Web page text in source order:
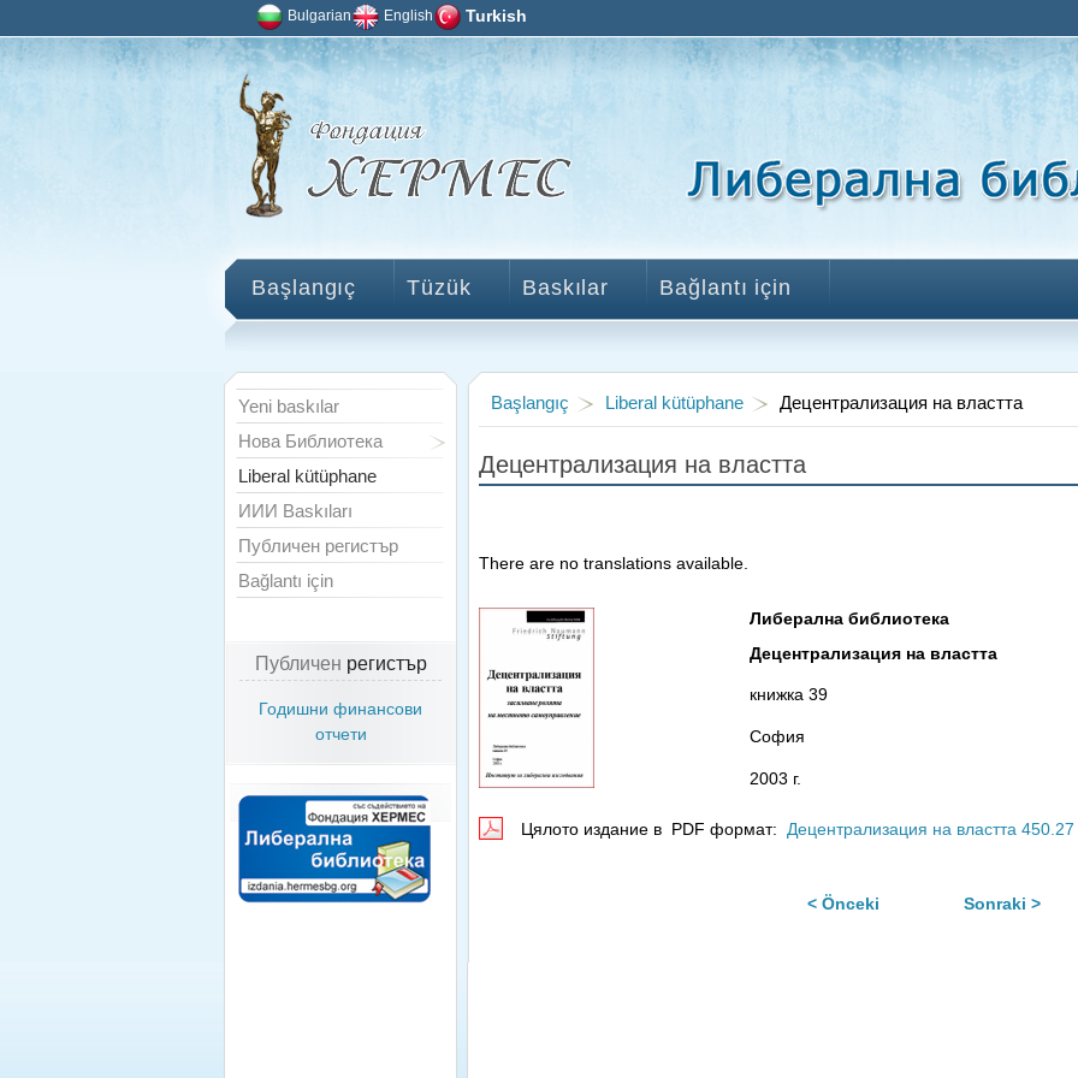
Bulgarian English Turkish
Başlangıç Tüzük Baskılar Bağlantı için
Başlangıç Liberal kütüphane Децентрализация на властта
Децентрализация на властта
There are no translations available.
Либерална библиотека
Децентрализация на властта
книжка 39
София
2003 г.
Цялото издание в PDF формат: Децентрализация на властта 450.27
< Önceki Sonraki >
Yeni baskılar
Нова Библиотека
Liberal kütüphane
ИИИ Baskıları
Публичен регистър
Bağlantı için
Публичен регистър
Годишни финансови
отчети